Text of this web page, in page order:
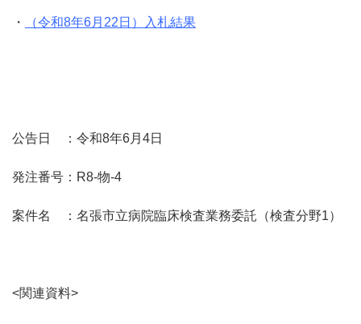
・ （令和8年6月22日）入札結果
公告日 ：令和8年6月4日
発注番号：R8-物-4
案件名 ：名張市立病院臨床検査業務委託（検査分野1）
<関連資料>